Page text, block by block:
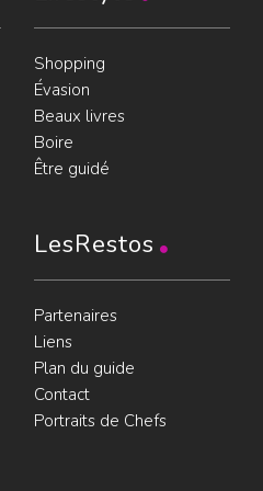
Shopping
Évasion
Beaux livres
Boire
Être guidé
LesRestos
Partenaires
Liens
Plan du guide
Contact
Portraits de Chefs